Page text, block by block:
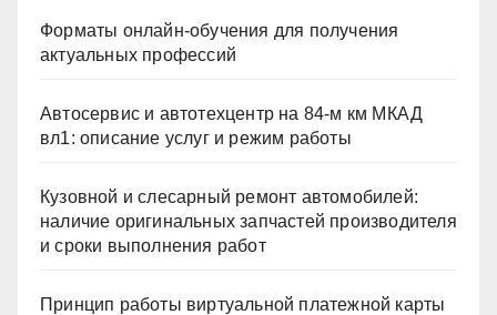
Форматы онлайн-обучения для получения
актуальных профессий
Автосервис и автотехцентр на 84-м км МКАД
вл1: описание услуг и режим работы
Кузовной и слесарный ремонт автомобилей:
наличие оригинальных запчастей производителя
и сроки выполнения работ
Принцип работы виртуальной платежной карты